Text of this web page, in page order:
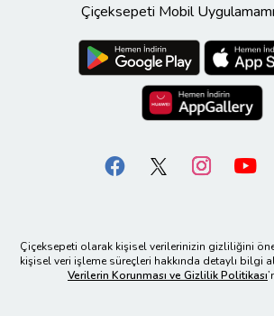
Çiçeksepeti Mobil
Çiçeksepeti olarak kişisel verilerinizin gizliliğini
kişisel veri işleme süreçleri hakkında detaylı bilgi
Verilerin Korunması ve Gizlilik Politikası